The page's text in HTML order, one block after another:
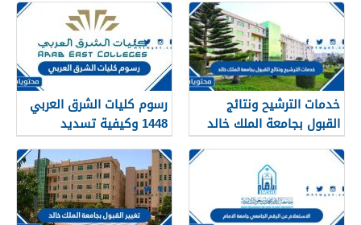
خدمات الترشيح ونتائج
القبول بجامعة الملك خالد
1448
رسوم كليات الشرق العربي
1448 وكيفية تسديد
الرسوم